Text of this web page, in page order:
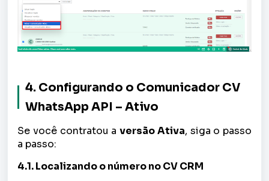
4. Configurando o Comunicador CV
WhatsApp API – Ativo
Se você contratou a versão Ativa, siga o passo
a passo:
4.1. Localizando o número no CV CRM